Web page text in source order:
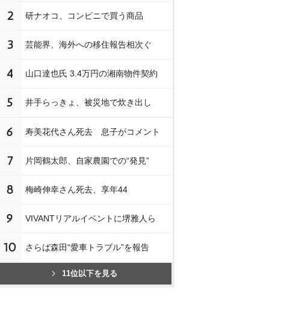
2 研ナオコ、コンビニで買う商品
3 芸能界、海外への移住報告相次ぐ
4 山口達也氏 3.4万円の湘南物件契約
5 井手らっきょ、被災地で炊き出し
6 寿美花代さん死去 息子がコメント
7 片岡鶴太郎、自家農園での“発見”
8 梅崎伸幸さん死去、享年44
9 VIVANTリアルイベントに堺雅人ら
10 さらば森田“愛車トラブル”を報告
11位以下を見る